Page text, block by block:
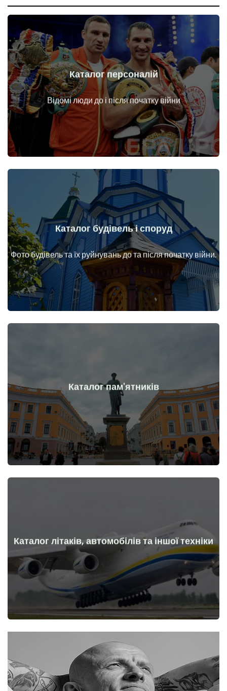
Каталог персоналій
Відомі люди до і після початку війни
Особи до і після початку війни
Докладніше
Каталог будівель і споруд
Фото будівель та їх руйнувань до та після початку війни.
Будинки, споруди, конструкції, об'єкти до та після початку
війни
Докладніше
Каталог пам'ятників
Пам'ятники, витвори мистецтва до та після початку
війни
Докладніше
Каталог літаків, автомобілів та іншої техніки
Літаки, машини, технічні засоби до та після початку війни
Докладніше